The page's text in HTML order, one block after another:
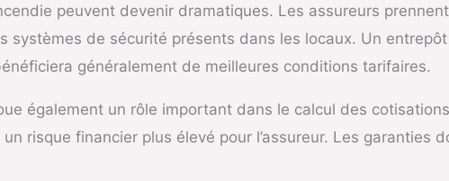
peuvent devenir dramatiques. Les assureurs
systèmes de sécurité présents dans les locaux. Un
généralement de meilleures conditions tarifaires.
également un rôle important dans le calcul des
risque financier plus élevé pour l’assureur. Les